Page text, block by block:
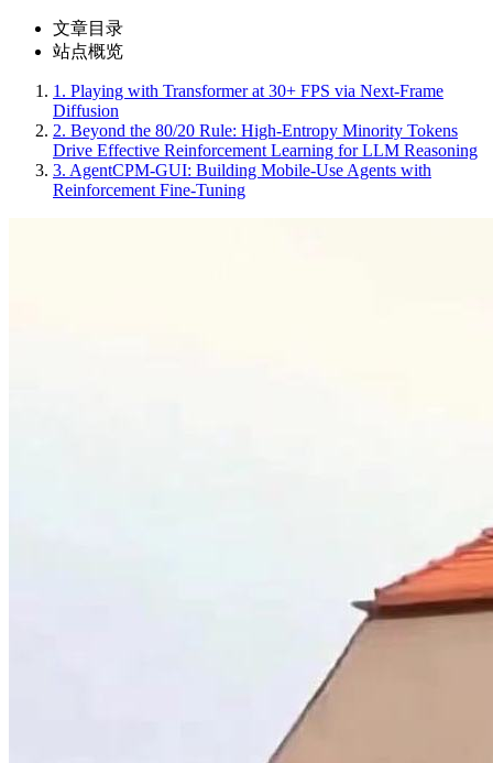
文章目录
站点概览
1. Playing with Transformer at 30+ FPS via Next-Frame
Diffusion
2. Beyond the 80/20 Rule: High-Entropy Minority Tokens
Drive Effective Reinforcement Learning for LLM Reasoning
3. AgentCPM-GUI: Building Mobile-Use Agents with
Reinforcement Fine-Tuning